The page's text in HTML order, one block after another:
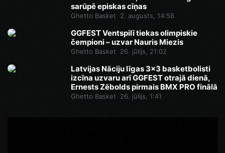
sarūpē episkas cīņas
Ghetto Basket 2. augusts, 14:58
GGFEST Ventspilī tiekas olimpiskie
čempioni – uzvar Nauris Miezis
Ghetto Basket 26. jūlijs, 21:02
Latvijas Nāciju līgas 3x3 basketbolisti
izcīna uzvaru arī GGFEST otrajā dienā,
Ernests Zēbolds pirmais BMX PRO finālā
Ghetto Basket 26. jūlijs, 1:41